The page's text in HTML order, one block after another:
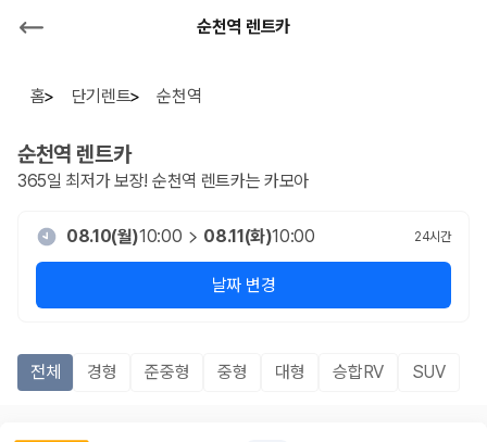
순천역 렌트카
홈 단기렌트 순천역
순천역 렌트카
365일 최저가 보장! 순천역 렌트카는 카모아
08.10(월)10:00 08.11(화)10:00 24시간
날짜 변경
전체 경형 준중형 중형 대형 승합RV SUV